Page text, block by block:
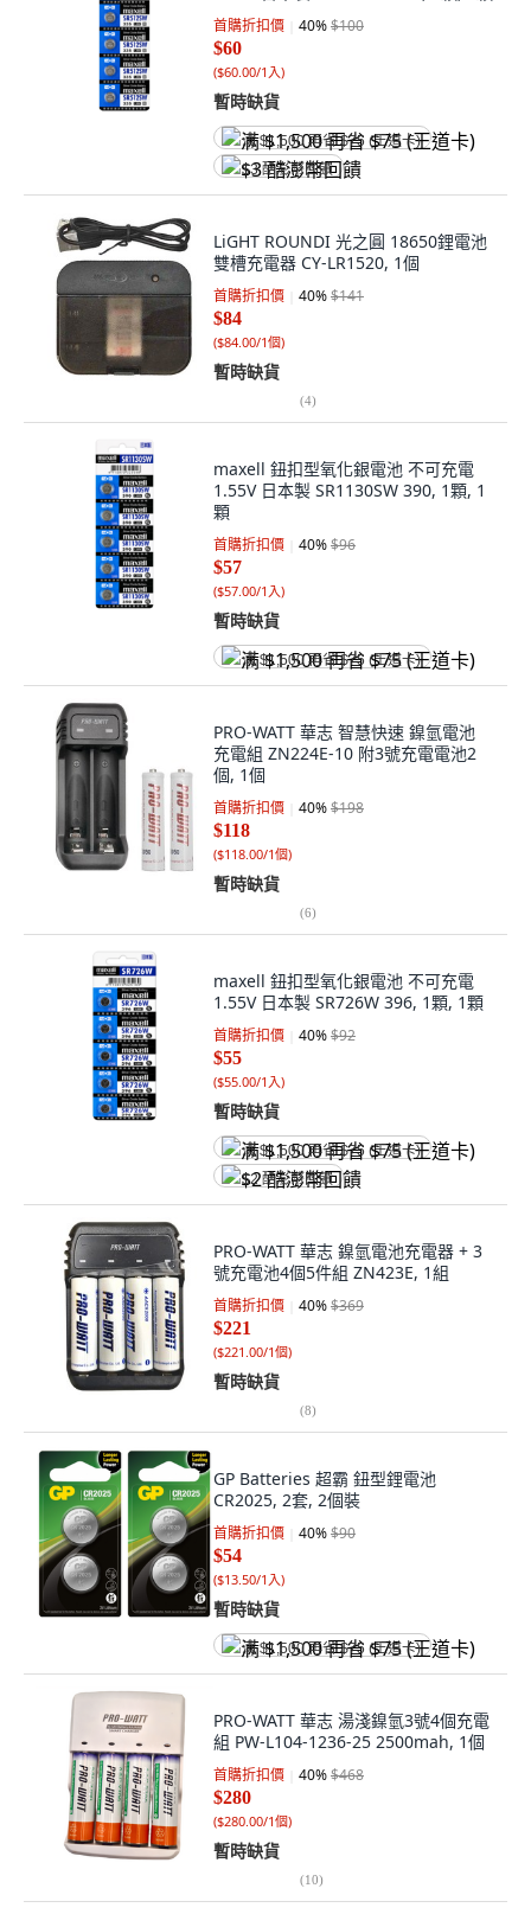
首購折扣價 40%$100
$60
($60.00/1入)
暫時缺貨
满 $1,500 再省 $75 (王道卡)
$3 酷澎幣回饋
LiGHT ROUNDI 光之圓 18650鋰電池
雙槽充電器 CY-LR1520, 1個
首購折扣價 40%$141
$84
($84.00/1個)
暫時缺貨
(4)
maxell 鈕扣型氧化銀電池 不可充電
1.55V 日本製 SR1130SW 390, 1顆, 1
顆
首購折扣價 40%$96
$57
($57.00/1入)
暫時缺貨
满 $1,500 再省 $75 (王道卡)
PRO-WATT 華志 智慧快速 鎳氫電池
充電組 ZN224E-10 附3號充電電池2
個, 1個
首購折扣價 40%$198
$118
($118.00/1個)
暫時缺貨
(6)
maxell 鈕扣型氧化銀電池 不可充電
1.55V 日本製 SR726W 396, 1顆, 1顆
首購折扣價 40%$92
$55
($55.00/1入)
暫時缺貨
满 $1,500 再省 $75 (王道卡)
$2 酷澎幣回饋
PRO-WATT 華志 鎳氫電池充電器 + 3
號充電池4個5件組 ZN423E, 1組
首購折扣價 40%$369
$221
($221.00/1個)
暫時缺貨
(8)
GP Batteries 超霸 鈕型鋰電池
CR2025, 2套, 2個裝
首購折扣價 40%$90
$54
($13.50/1入)
暫時缺貨
满 $1,500 再省 $75 (王道卡)
PRO-WATT 華志 湯淺鎳氫3號4個充電
組 PW-L104-1236-25 2500mah, 1個
首購折扣價 40%$468
$280
($280.00/1個)
暫時缺貨
(10)